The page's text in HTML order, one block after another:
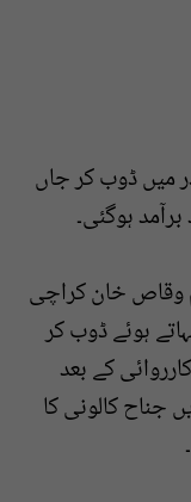
میں ڈوب کر جاں
طالب علم وقاص خان کراچی
ہوئے ڈوب کر
کے بعد
جناح کالونی کا